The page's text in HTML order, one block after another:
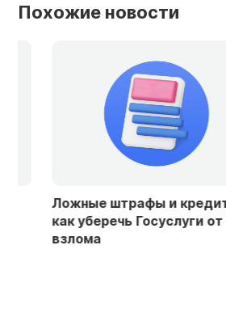
Похожие новости
Ложные штрафы и кредиты:
как уберечь Госуслуги от
взлома